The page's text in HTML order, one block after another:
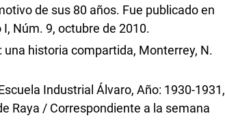
de sus 80 años. Fue publicado en
Núm. 9, octubre de 2010.
historia compartida, Monterrey, N.
Industrial Álvaro, Año: 1930-1931,
Raya / Correspondiente a la semana